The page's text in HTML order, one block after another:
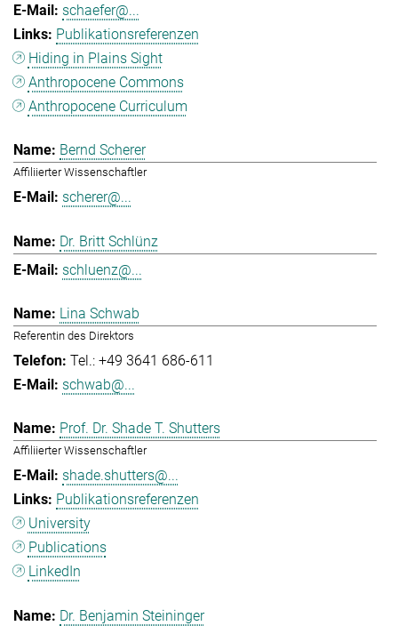
schaefer@...
Publikationsreferenzen
Hiding in Plains Sight
Anthropocene Commons
Anthropocene Curriculum
Bernd Scherer
Affiliierter Wissenschaftler
scherer@...
Dr. Britt Schlünz
schluenz@...
Lina Schwab
Referentin des Direktors
Tel.: +49 3641 686-611
schwab@...
Prof. Dr. Shade T. Shutters
Affiliierter Wissenschaftler
shade.shutters@...
Publikationsreferenzen
University
Publications
LinkedIn
Dr. Benjamin Steininger